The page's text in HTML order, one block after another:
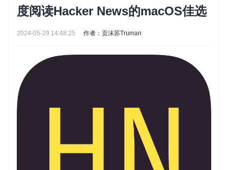
度阅读Hacker News的macOS佳选
2024-05-29 14:48:25 作者：贡沫苏Truman